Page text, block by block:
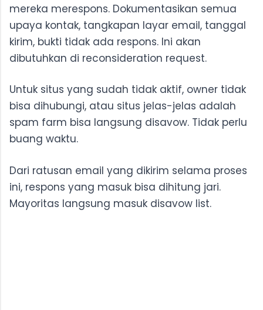
mereka merespons. Dokumentasikan semua
upaya kontak, tangkapan layar email, tanggal
kirim, bukti tidak ada respons. Ini akan
dibutuhkan di reconsideration request.
Untuk situs yang sudah tidak aktif, owner tidak
bisa dihubungi, atau situs jelas-jelas adalah
spam farm bisa langsung disavow. Tidak perlu
buang waktu.
Dari ratusan email yang dikirim selama proses
ini, respons yang masuk bisa dihitung jari.
Mayoritas langsung masuk disavow list.